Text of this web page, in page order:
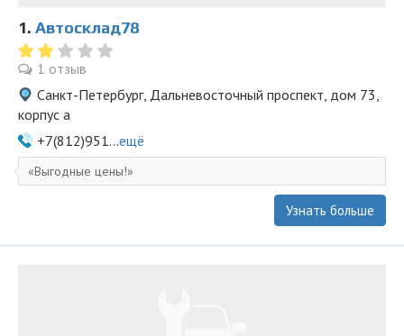
1. Автосклад78
1 отзыв
Санкт-Петербург, Дальневосточный проспект, дом 73,
корпус а
+7(812)951...ещё
Выгодные цены!
Узнать больше